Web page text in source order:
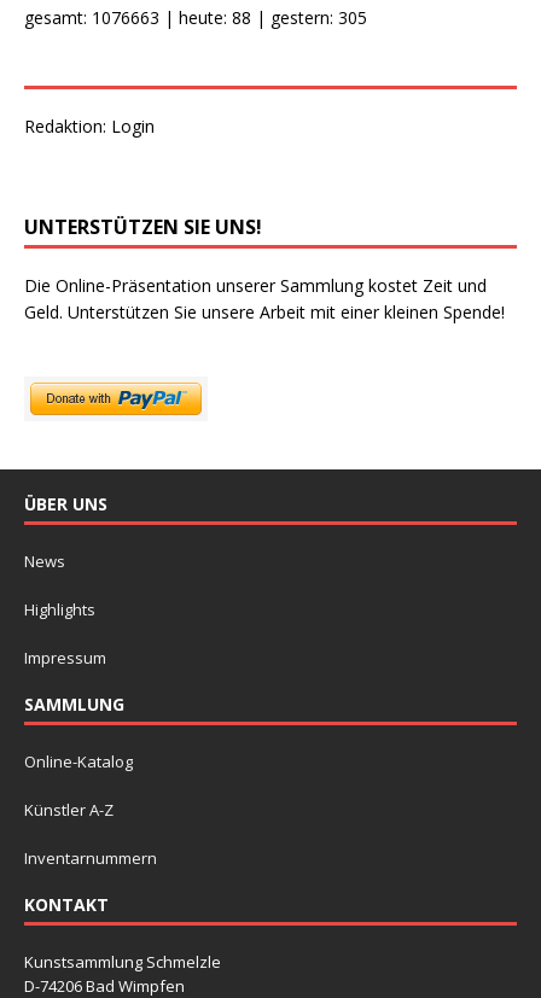
gesamt: 1076663 | heute: 88 | gestern: 305
Redaktion: Login
UNTERSTÜTZEN SIE UNS!
Die Online-Präsentation unserer Sammlung kostet Zeit und
Geld. Unterstützen Sie unsere Arbeit mit einer kleinen Spende!
ÜBER UNS
News
Highlights
Impressum
SAMMLUNG
Online-Katalog
Künstler A-Z
Inventarnummern
KONTAKT
Kunstsammlung Schmelzle
D-74206 Bad Wimpfen